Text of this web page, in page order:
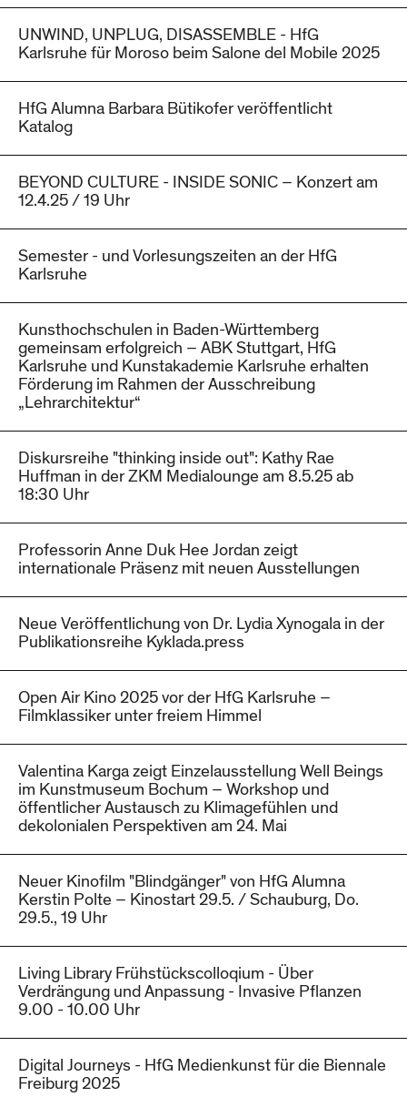
UNWIND, UNPLUG, DISASSEMBLE - HfG
Karlsruhe für Moroso beim Salone del Mobile 2025
HfG Alumna Barbara Bütikofer veröffentlicht
Katalog
BEYOND CULTURE - INSIDE SONIC – Konzert am
12.4.25 / 19 Uhr
Semester - und Vorlesungszeiten an der HfG
Karlsruhe
Kunsthochschulen in Baden-Württemberg
gemeinsam erfolgreich – ABK Stuttgart, HfG
Karlsruhe und Kunstakademie Karlsruhe erhalten
Förderung im Rahmen der Ausschreibung
„Lehrarchitektur“
Diskursreihe "thinking inside out": Kathy Rae
Huffman in der ZKM Medialounge am 8.5.25 ab
18:30 Uhr
Professorin Anne Duk Hee Jordan zeigt
internationale Präsenz mit neuen Ausstellungen
Neue Veröffentlichung von Dr. Lydia Xynogala in der
Publikationsreihe Kyklada.press
Open Air Kino 2025 vor der HfG Karlsruhe –
Filmklassiker unter freiem Himmel
Valentina Karga zeigt Einzelausstellung Well Beings
im Kunstmuseum Bochum – Workshop und
öffentlicher Austausch zu Klimagefühlen und
dekolonialen Perspektiven am 24. Mai
Neuer Kinofilm "Blindgänger" von HfG Alumna
Kerstin Polte – Kinostart 29.5. / Schauburg, Do.
29.5., 19 Uhr
Living Library Frühstückscolloqium - Über
Verdrängung und Anpassung - Invasive Pflanzen
9.00 - 10.00 Uhr
Digital Journeys - HfG Medienkunst für die Biennale
Freiburg 2025